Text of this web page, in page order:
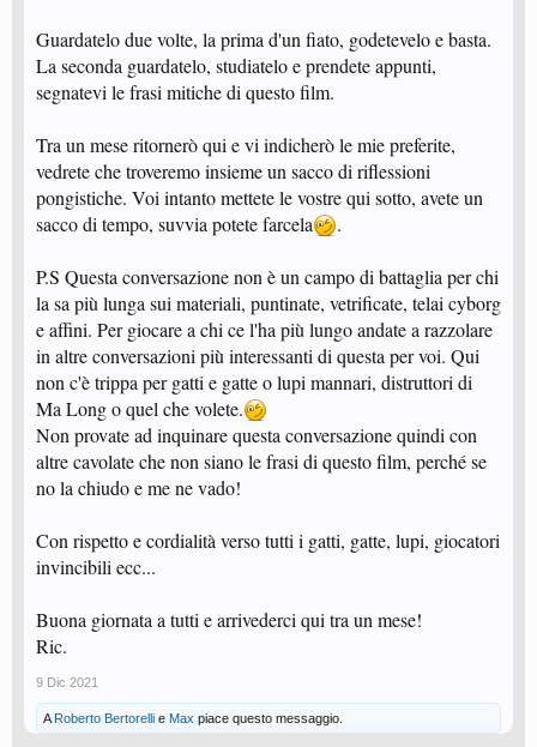
Guardatelo due volte, la prima d'un fiato, godetevelo e basta.
La seconda guardatelo, studiatelo e prendete appunti,
segnatevi le frasi mitiche di questo film.
Tra un mese ritornerò qui e vi indicherò le mie preferite,
vedrete che troveremo insieme un sacco di riflessioni
pongistiche. Voi intanto mettete le vostre qui sotto, avete un
sacco di tempo, suvvia potete farcela
.
P.S Questa conversazione non è un campo di battaglia per chi
la sa più lunga sui materiali, puntinate, vetrificate, telai cyborg
e affini. Per giocare a chi ce l'ha più lungo andate a razzolare
in altre conversazioni più interessanti di questa per voi. Qui
non c'è trippa per gatti e gatte o lupi mannari, distruttori di
Ma Long o quel che volete.
Non provate ad inquinare questa conversazione quindi con
altre cavolate che non siano le frasi di questo film, perché se
no la chiudo e me ne vado!
Con rispetto e cordialità verso tutti i gatti, gatte, lupi, giocatori
invincibili ecc...
Buona giornata a tutti e arrivederci qui tra un mese!
Ric.
9 Dic 2021
A Roberto Bertorelli e Max piace questo messaggio.